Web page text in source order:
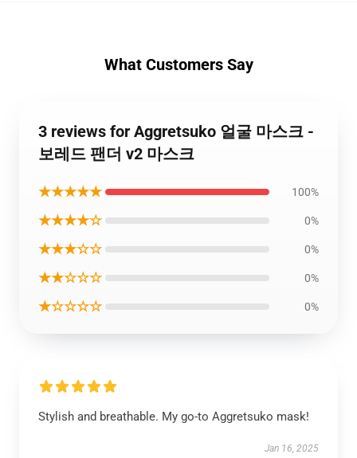
What Customers Say
3 reviews for Aggretsuko 얼굴 마스크 -
보레드 팬더 v2 마스크
★★★★★ 100%
★★★★☆ 0%
★★★☆☆ 0%
★★☆☆☆ 0%
★☆☆☆☆ 0%
Stylish and breathable. My go-to Aggretsuko mask!
Jan 16, 2025